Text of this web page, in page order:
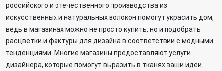
российского и отечественного производства из
искусственных и натуральных волокон помогут украсить дом,
ведь в магазинах можно не просто купить, но и подобрать
расцветки и фактуры для дизайна в соответствии с модными
тенденциями. Многие магазины предоставляют услуги
дизайнера, которые помогут выразить в тканях ваши идеи.